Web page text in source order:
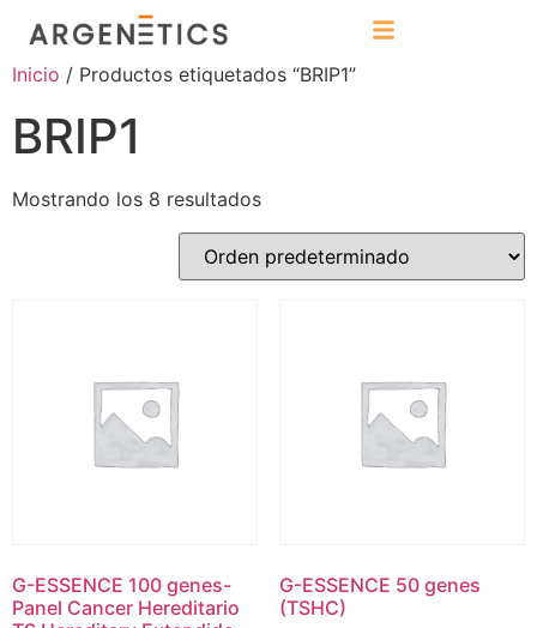
Inicio / Productos etiquetados “BRIP1”
BRIP1
Mostrando los 8 resultados
G-ESSENCE 100 genes-
Panel Cancer Hereditario
G-ESSENCE 50 genes
(TSHC)